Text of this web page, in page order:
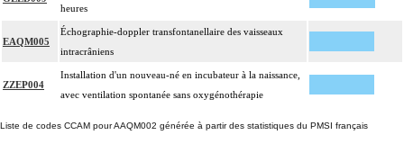
heures
EAQM005
Échographie-doppler transfontanellaire des vaisseaux
intracrâniens
ZZEP004
Installation d'un nouveau-né en incubateur à la naissance,
avec ventilation spontanée sans oxygénothérapie
Liste de codes CCAM pour AAQM002 générée à partir des statistiques du PMSI français